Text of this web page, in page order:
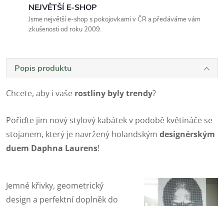
NEJVĚTŠÍ E-SHOP
Jsme největší e-shop s pokojovkami v ČR a předáváme vám
zkušenosti od roku 2009.
Popis produktu
Chcete, aby i vaše rostliny byly trendy?
Pořiďte jim nový stylový kabátek v podobě květináče se
stojanem, který je navržený holandským designérským
duem Daphna Laurens!
Jemné křivky, geometrický
design a perfektní doplněk do